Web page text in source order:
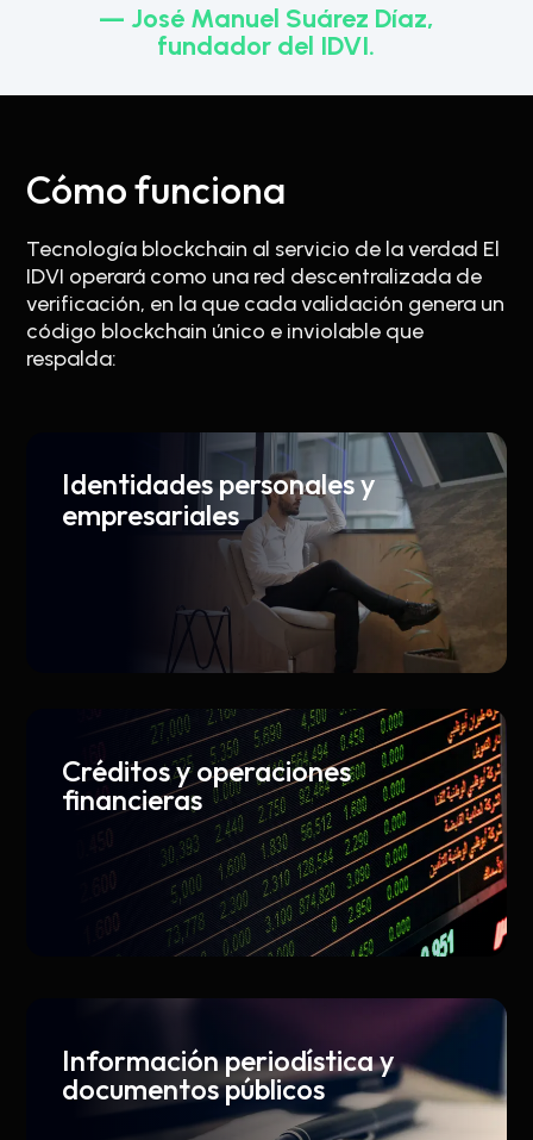
— José Manuel Suárez Díaz,
fundador del IDVI.
Cómo funciona
Tecnología blockchain al servicio de la verdad El
IDVI operará como una red descentralizada de
verificación, en la que cada validación genera un
código blockchain único e inviolable que
respalda:
Identidades personales y
empresariales
Créditos y operaciones
financieras
Información periodística y
documentos públicos